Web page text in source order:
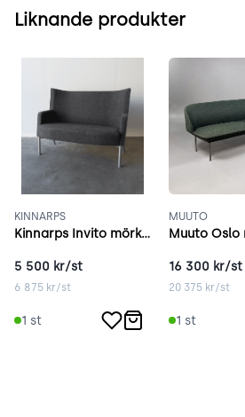
Liknande produkter
KINNARPS
Kinnarps Invito mörkgrå
5 500 kr/st
6 875 kr/st
1 st
MUUTO
Muuto Oslo
16 300 kr/st
20 375 kr/st
1 st